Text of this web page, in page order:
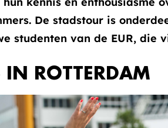
De stadstour is
studenten van de EUR, die
IN ROTTERDAM